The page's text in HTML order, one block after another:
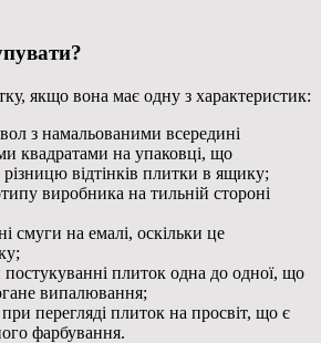
якщо вона має одну з характеристик:
з намальованими всередині
квадратами на упаковці, що
відтінків плитки в ящику;
виробника на тильній стороні
смуги на емалі, оскільки це
плиток одна до одної, що
випалювання;
перегляді плиток на просвіт, що є
фарбування.